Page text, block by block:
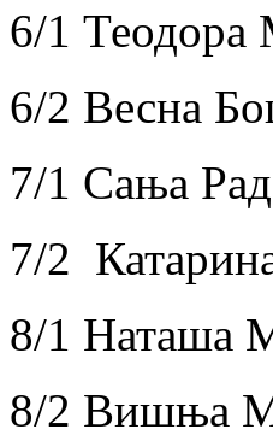
6/1 Теодора
6/2 Весна
7/1 Сања
7/2
8/1 Наташа
8/2 Вишња